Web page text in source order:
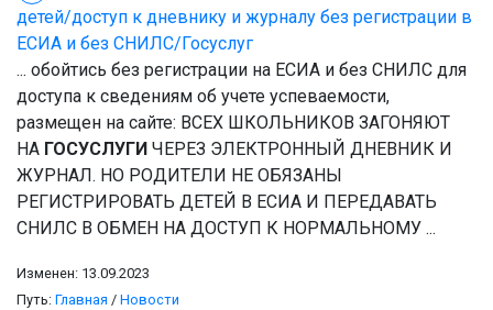
детей/доступ к дневнику и журналу без регистрации в
ЕСИА и без СНИЛС/Госуслуг
... обойтись без регистрации на ЕСИА и без СНИЛС для
доступа к сведениям об учете успеваемости,
размещен на сайте: ВСЕХ ШКОЛЬНИКОВ ЗАГОНЯЮТ
НА ГОСУСЛУГИ ЧЕРЕЗ ЭЛЕКТРОННЫЙ ДНЕВНИК И
ЖУРНАЛ. НО РОДИТЕЛИ НЕ ОБЯЗАНЫ
РЕГИСТРИРОВАТЬ ДЕТЕЙ В ЕСИА И ПЕРЕДАВАТЬ
СНИЛС В ОБМЕН НА ДОСТУП К НОРМАЛЬНОМУ ...
Изменен: 13.09.2023
Путь: Главная / Новости